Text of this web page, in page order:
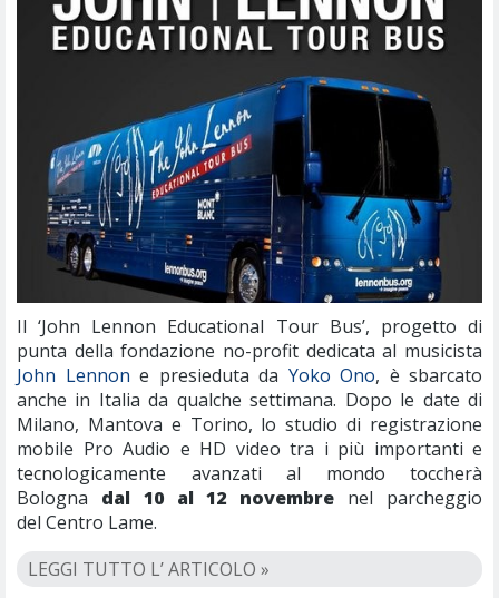
Il ‘John Lennon Educational Tour Bus’, progetto di
punta della fondazione no-profit dedicata al musicista
John Lennon e presieduta da Yoko Ono, è sbarcato
anche in Italia da qualche settimana. Dopo le date di
Milano, Mantova e Torino, lo studio di registrazione
mobile Pro Audio e HD video tra i più importanti e
tecnologicamente avanzati al mondo toccherà
Bologna dal 10 al 12 novembre nel parcheggio
del Centro Lame.
LEGGI TUTTO L’ ARTICOLO »